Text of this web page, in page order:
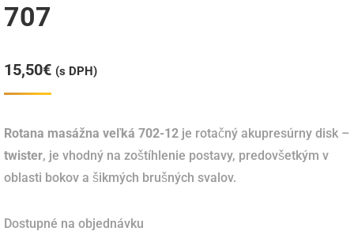
707
15,50€ (s DPH)
Rotana masážna veľká 702-12 je rotačný akupresúrny disk –
twister, je vhodný na zoštíhlenie postavy, predovšetkým v
oblasti bokov a šikmých brušných svalov.
Dostupné na objednávku